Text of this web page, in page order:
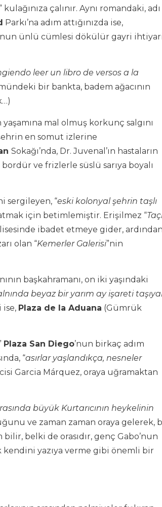
çalınır. Aynı romandaki, adı
Parkı’na adım attığınızda ise,
ünlü cümlesi dökülür gayri
leer un libro de versos a la
bir bankta, badem ağacının
mal olmuş korkunç salgını
en somut izlerine
Sokağı’nda, Dr. Juvenal’ın hastaların
bordür ve frizlerle süslü sarıya boyalı
sergileyen, “eski kolonyal şehrin taşlı
için betimlemiştir. Erişilmez “
ibadet etmeye gider,
olan “Kemerler Galerisi”nin
başkahramanı, on iki yaşındaki
beyaz bir yarım ay işareti
ise, Plaza de la Aduana (Gümrük
Plaza San Diego’nun birkaç adım
“asırlar yaşlandıkça, nesneler
Garcia Márquez, oraya uğramaktan
büyük Kurtarıcının heykelinin
ve zaman zaman oraya gelerek,
belki de orasıdır, genç Gabo’nun
yazıya verme gibi önemli bir